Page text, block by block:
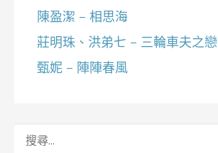
陳盈潔 – 相思海
莊明珠、洪弟七 – 三輪車夫之戀
甄妮 – 陣陣春風